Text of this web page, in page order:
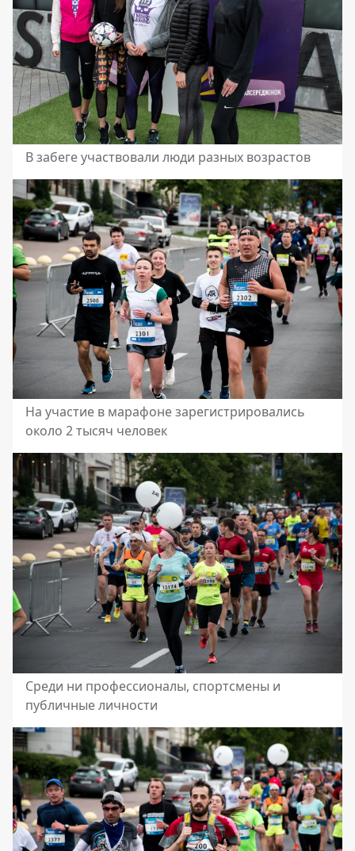
В забеге участвовали люди разных возрастов
На участие в марафоне зарегистрировались
около 2 тысяч человек
Среди ни профессионалы, спортсмены и
публичные личности